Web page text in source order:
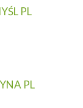
PL
PL